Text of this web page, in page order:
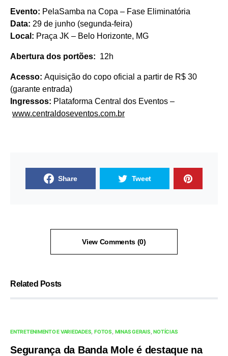
Evento: PelaSamba na Copa – Fase Eliminatória
Data: 29 de junho (segunda-feira)
Local: Praça JK – Belo Horizonte, MG
Abertura dos portões: 12h
Acesso: Aquisição do copo oficial a partir de R$ 30
(garante entrada)
Ingressos: Plataforma Central dos Eventos –
www.centraldoseventos.com.br
Share Tweet
View Comments (0)
Related Posts
ENTRETENIMENTO E VARIEDADES FOTOS MINAS GERAIS NOTÍCIAS
Segurança da Banda Mole é destaque na